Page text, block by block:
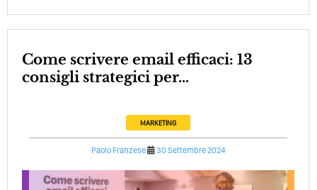
Come scrivere email efficaci: 13
consigli strategici per...
MARKETING
Paolo Franzese 30 Settembre 2024